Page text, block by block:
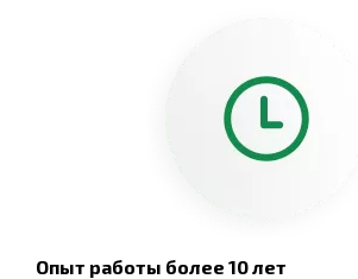
Опыт работы более 10 лет